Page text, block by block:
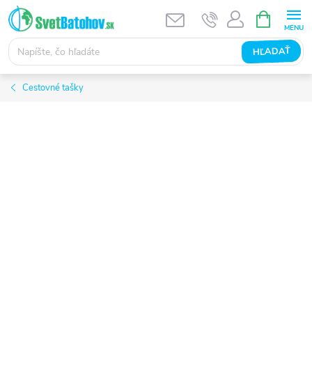
Prejsť
na
obsah
HĽADAŤ
KOŠÍK
Cestovné tašky